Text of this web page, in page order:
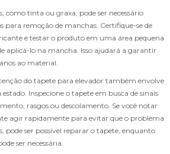
como tinta ou graxa, pode ser necessário
para remoção de manchas. Certifique-se de
e testar o produto em uma área pequena
aplicá-lo na mancha. Isso ajudará a garantir
ao material.
do tapete para elevador também envolve
Inspecione o tapete em busca de sinais
rasgos ou descolamento. Se você notar
agir rapidamente para evitar que o problema
pode ser possível reparar o tapete, enquanto
ser necessária.